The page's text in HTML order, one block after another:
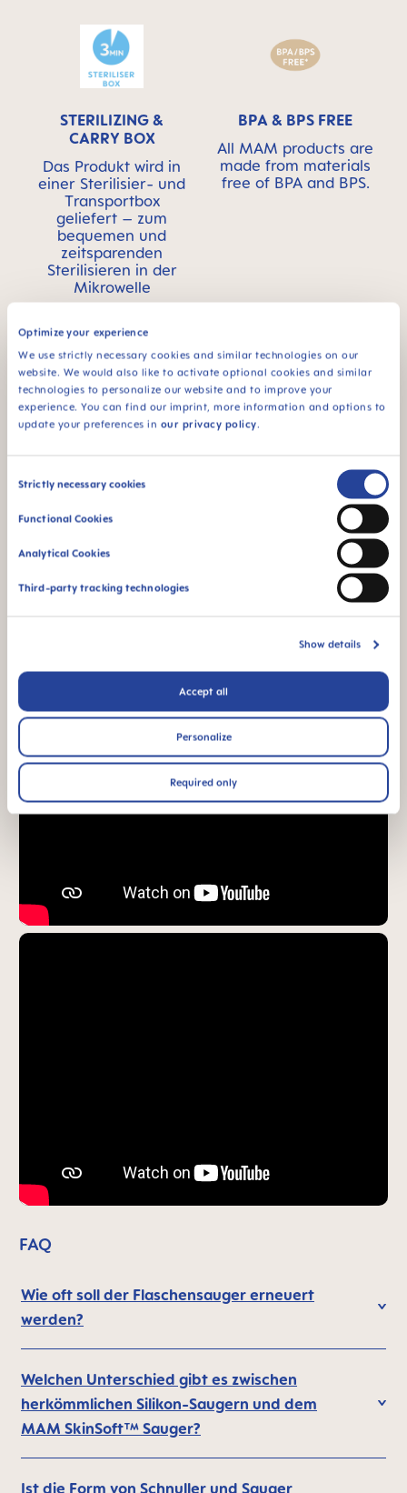
Optimize your experience
We use strictly necessary cookies and similar technologies on our
website. We would also like to activate optional cookies and similar
technologies to personalize our website and to improve your
experience. You can find our imprint, more information and options to
update your preferences in our privacy policy.
Consent
Strictly necessary cookies
Functional Cookies
Analytical Cookies
Third-party tracking technologies
Show details
Accept all
Personalize
Required only
STERILIZING &
CARRY BOX
Das Produkt wird in
einer Sterilisier- und
Transportbox
geliefert – zum
bequemen und
zeitsparenden
Sterilisieren in der
Mikrowelle
BPA & BPS FREE
All MAM products are
made from materials
free of BPA and BPS.
94% NIPPLE
ACCEPTANCE
Saugerakzeptanz:
bei Babys, durch das
*Marktforschung 2010-2023, getestet mit 1,588 Babys.
FAQ
Wie oft soll der Flaschensauger erneuert
werden?
Welchen Unterschied gibt es zwischen
herkömmlichen Silikon-Saugern und dem
MAM SkinSoft™ Sauger?
Ist die Form von Schnuller und Sauger